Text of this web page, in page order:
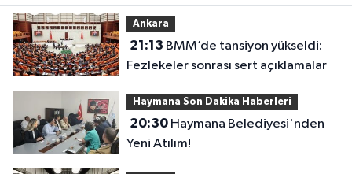
Ankara
21:13
Fezlekeler sonrası sert açıklamalar
Haymana Son Dakika Haberleri
20:30Haymana Belediyesi'nden
Yeni Atılım!